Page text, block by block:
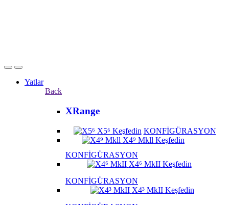
Yatlar
Back
XRange
X5⁶ Keşfedin KONFİGÜRASYON
X4⁹ Mkll Keşfedin
KONFİGÜRASYON
X4⁶ MkII Keşfedin
KONFİGÜRASYON
X4³ MkII Keşfedin